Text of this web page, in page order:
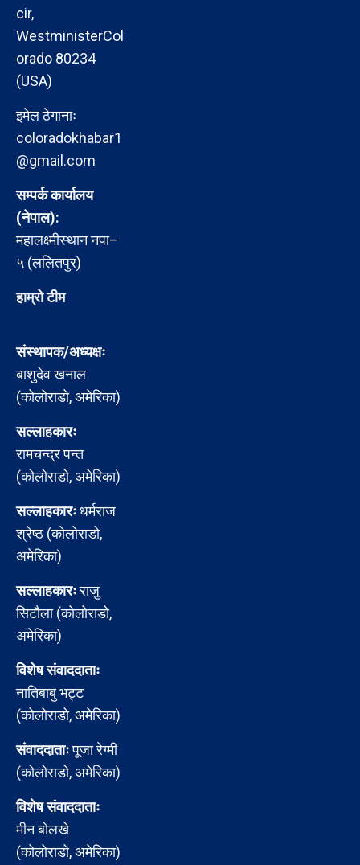
cir,
WestministerCol
orado 80234
(USA)
इमेल ठेगानाः
coloradokhabar1
@gmail.com
सम्पर्क कार्यालय
(नेपाल):
महालक्ष्मीस्थान नपा–
५ (ललितपुर)
हाम्रो टीम
संस्थापक/अध्यक्षः
बाशुदेव खनाल
(कोलोराडो, अमेरिका)
सल्लाहकारः
रामचन्द्र पन्त
(कोलोराडो, अमेरिका)
सल्लाहकारःधर्मराज
श्रेष्ठ (कोलोराडो,
अमेरिका)
सल्लाहकारःराजु
सिटौला (कोलोराडो,
अमेरिका)
विशेष संवाददाताः
नातिबाबु भट्ट
(कोलोराडो, अमेरिका)
संवाददाताःपूजा रेग्मी
(कोलोराडो, अमेरिका)
विशेष संवाददाताः
मीन बोलखे
(कोलोराडो, अमेरिका)